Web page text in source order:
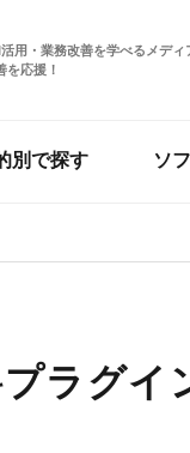
用・業務改善を学べるメディ
を応援！
別で探す ソ
ラグイ